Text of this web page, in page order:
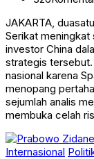
JAKARTA,
Serikat meningkat
investor China
strategis tersebut.
nasional karena
menopang
sejumlah analis
membuka celah
Internasional